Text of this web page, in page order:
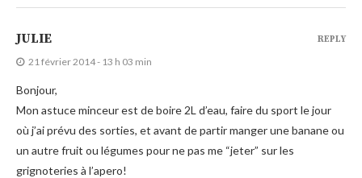
JULIE
21 février 2014 - 13 h 03 min
Bonjour,
Mon astuce minceur est de boire 2L d’eau, faire du sport le jour
où j’ai prévu des sorties, et avant de partir manger une banane ou
un autre fruit ou légumes pour ne pas me “jeter” sur les
grignoteries à l’apero!
REPLY